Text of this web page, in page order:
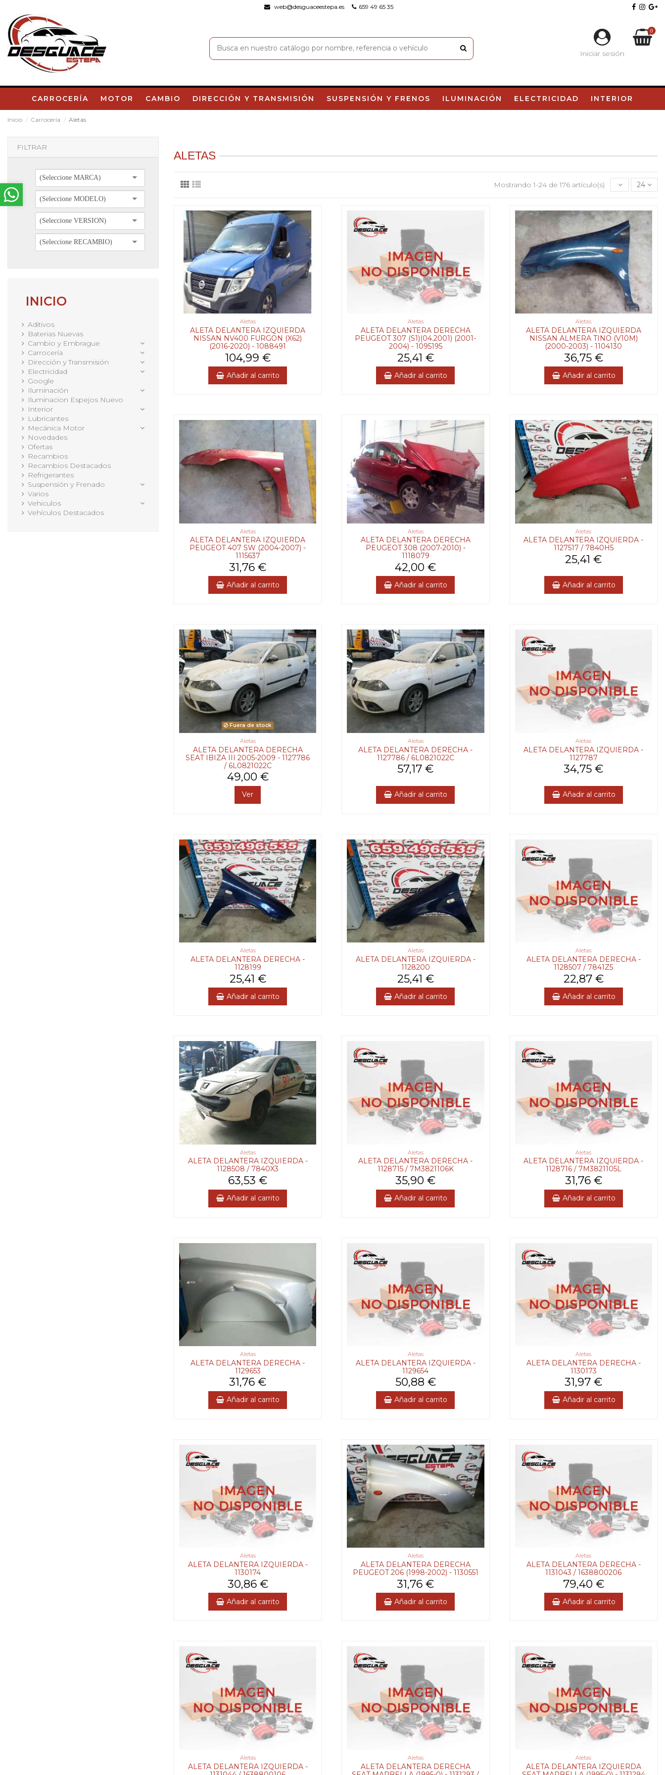
web@desguaceestepa.es 659 49 65 35
Iniciar sesión
0
CARROCERÍA MOTOR CAMBIO DIRECCIÓN Y TRANSMISIÓN SUSPENSIÓN Y FRENOS ILUMINACIÓN ELECTRICIDAD INTERIOR
Inicio Carrocería Aletas
FILTRAR
(Seleccione MARCA)
(Seleccione MODELO)
(Seleccione VERSION)
(Seleccione RECAMBIO)
INICIO
Aditivos
Baterias Nuevas
Cambio y Embrague
Carrocería
Dirección y Transmisión
Electricidad
Google
Iluminación
Iluminacion Espejos Nuevo
Interior
Lubricantes
Mecánica Motor
Novedades
Ofertas
Recambios
Recambios Destacados
Refrigerantes
Suspensión y Frenado
Varios
Vehiculos
Vehículos Destacados
ALETAS
Mostrando 1-24 de 176 artículo(s) 24
Aletas
ALETA DELANTERA IZQUIERDA
NISSAN NV400 FURGON (X62)
(2016-2020) - 1088491
104,99 €
Añadir al carrito
Aletas
ALETA DELANTERA DERECHA
PEUGEOT 307 (S1)(04.2001) (2001-
2004) - 1095195
25,41 €
Añadir al carrito
Aletas
ALETA DELANTERA IZQUIERDA
NISSAN ALMERA TINO (V10M)
(2000-2003) - 1104130
36,75 €
Añadir al carrito
Aletas
ALETA DELANTERA IZQUIERDA
PEUGEOT 407 SW (2004-2007) -
1115637
31,76 €
Añadir al carrito
Aletas
ALETA DELANTERA DERECHA
PEUGEOT 308 (2007-2010) -
1118079
42,00 €
Añadir al carrito
Aletas
ALETA DELANTERA IZQUIERDA -
1127517 / 7840H5
25,41 €
Añadir al carrito
Fuera de stock
Aletas
ALETA DELANTERA DERECHA
SEAT IBIZA III 2005-2009 - 1127786
/ 6L0821022C
49,00 €
Ver
Aletas
ALETA DELANTERA DERECHA -
1127786 / 6L0821022C
57,17 €
Añadir al carrito
Aletas
ALETA DELANTERA IZQUIERDA -
1127787
34,75 €
Añadir al carrito
Aletas
ALETA DELANTERA DERECHA -
1128199
25,41 €
Añadir al carrito
Aletas
ALETA DELANTERA IZQUIERDA -
1128200
25,41 €
Añadir al carrito
Aletas
ALETA DELANTERA DERECHA -
1128507 / 7841Z5
22,87 €
Añadir al carrito
Aletas
ALETA DELANTERA IZQUIERDA -
1128508 / 7840X3
63,53 €
Añadir al carrito
Aletas
ALETA DELANTERA DERECHA -
1128715 / 7M3821106K
35,90 €
Añadir al carrito
Aletas
ALETA DELANTERA IZQUIERDA -
1128716 / 7M3821105L
31,76 €
Añadir al carrito
Aletas
ALETA DELANTERA DERECHA -
1129653
31,76 €
Añadir al carrito
Aletas
ALETA DELANTERA IZQUIERDA -
1129654
50,88 €
Añadir al carrito
Aletas
ALETA DELANTERA DERECHA -
1130173
31,97 €
Añadir al carrito
Aletas
ALETA DELANTERA IZQUIERDA -
1130174
30,86 €
Añadir al carrito
Aletas
ALETA DELANTERA DERECHA
PEUGEOT 206 (1998-2002) - 1130551
31,76 €
Añadir al carrito
Aletas
ALETA DELANTERA DERECHA -
1131043 / 1638800206
79,40 €
Añadir al carrito
Aletas
ALETA DELANTERA IZQUIERDA -
Aletas
ALETA DELANTERA DERECHA
Aletas
ALETA DELANTERA IZQUIERDA